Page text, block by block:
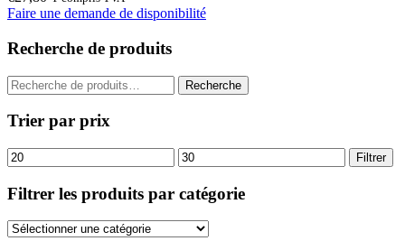
Faire une demande de disponibilité
Recherche de produits
Recherche
pour :
Recherche
Trier par prix
Prix
min
Prix
max
Filtrer
Filtrer les produits par catégorie